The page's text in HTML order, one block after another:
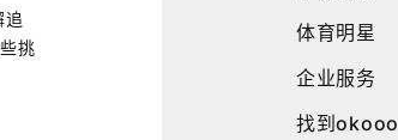
追
挑
体育明星
企业服务
找到okooo